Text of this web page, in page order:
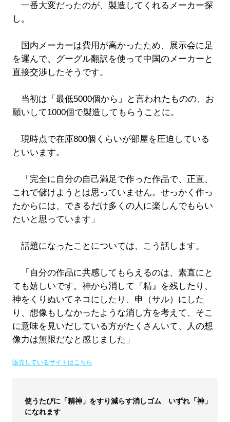
一番大変だったのが、製造してくれるメーカー探
し。
国内メーカーは費用が高かったため、展示会に足
を運んで、グーグル翻訳を使って中国のメーカーと
直接交渉したそうです。
当初は「最低5000個から」と言われたものの、お
願いして1000個で製造してもらうことに。
現時点で在庫800個くらいが部屋を圧迫している
といいます。
「完全に自分の自己満足で作った作品で、正直、
これで儲けようとは思っていません。せっかく作っ
たからには、できるだけ多くの人に楽しんでもらい
たいと思っています」
話題になったことについては、こう話します。
「自分の作品に共感してもらえるのは、素直にと
ても嬉しいです。神から消して『精』を残したり、
神をくりぬいてネコにしたり、申（サル）にした
り、想像もしなかったような消し方を考えて、そこ
に意味を見いだしている方がたくさんいて、人の想
像力は無限だなと感じました」
販売しているサイトはこちら
使うたびに「精神」をすり減らす消しゴム いずれ「神」
になれます